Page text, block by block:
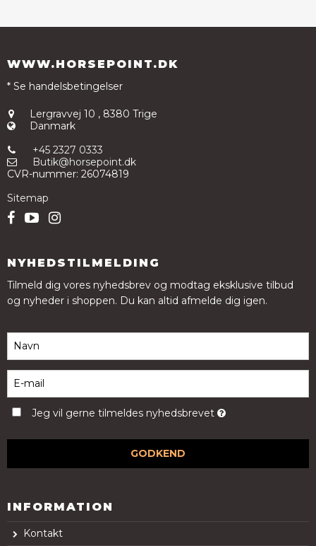
WWW.HORSEPOINT.DK
* Se handelsbetingelser
Lergravvej 10 , 8380 Trige
Danmark
+45 2327 0333
Butik@horsepoint.dk
CVR-nummer: 26074819
Sitemap
NYHEDSTILMELDING
Tilmeld dig vores nyhedsbrev og modtag eksklusive tilbud
og nyheder i shoppen. Du kan altid afmelde dig igen.
Jeg vil gerne tilmeldes nyhedsbrevet
GODKEND
INFORMATION
Kontakt